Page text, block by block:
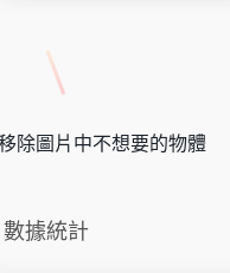
除圖片中不想要的物體
數據統計